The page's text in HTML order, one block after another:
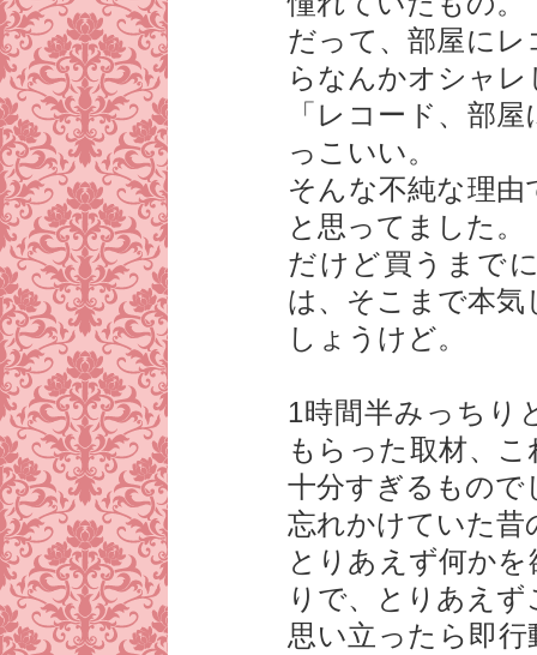
だって、部屋に
らなんかオシャ
「レコード、部
っこいい。
そんな不純な理
と思ってました。
だけど買うまで
は、そこまで本
しょうけど。
1時間半みっちり
もらった取材、
十分すぎるもので
忘れかけていた昔
とりあえず何か
りで、とりあえ
思い立ったら即